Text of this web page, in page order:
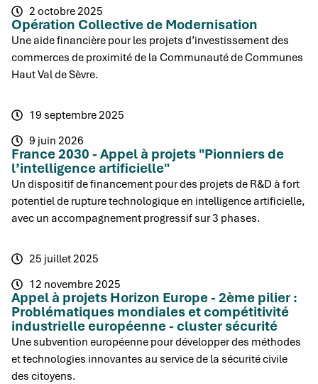
2 octobre 2025
Opération Collective de Modernisation
Une aide financière pour les projets d’investissement des
commerces de proximité de la Communauté de Communes
Haut Val de Sèvre.
19 septembre 2025
9 juin 2026
France 2030 - Appel à projets "Pionniers de
l’intelligence artificielle"
Un dispositif de financement pour des projets de R&D à fort
potentiel de rupture technologique en intelligence artificielle,
avec un accompagnement progressif sur 3 phases.
25 juillet 2025
12 novembre 2025
Appel à projets Horizon Europe - 2ème pilier :
Problématiques mondiales et compétitivité
industrielle européenne - cluster sécurité
Une subvention européenne pour développer des méthodes
et technologies innovantes au service de la sécurité civile
des citoyens.